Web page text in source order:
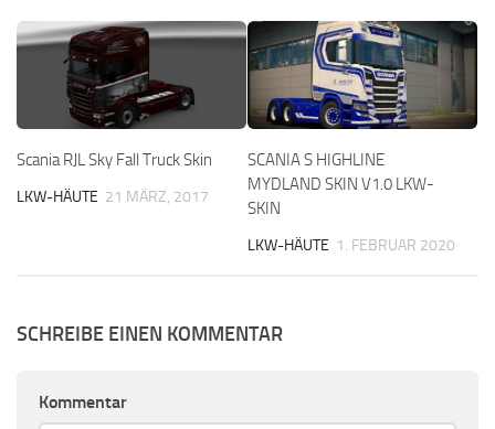
Scania RJL Sky Fall Truck Skin
LKW-HÄUTE 21 MÄRZ, 2017
SCANIA S HIGHLINE
MYDLAND SKIN V1.0 LKW-
SKIN
LKW-HÄUTE 1. FEBRUAR 2020
SCHREIBE EINEN KOMMENTAR
Kommentar